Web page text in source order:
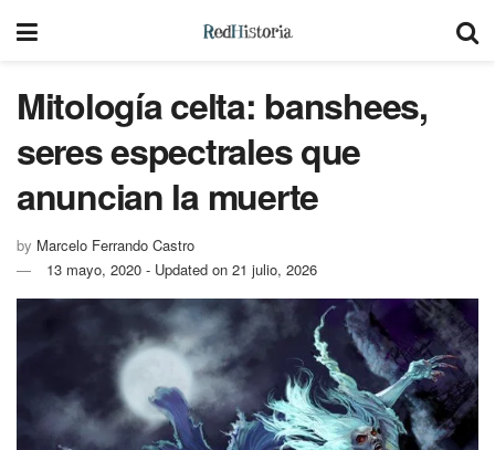
Mitología celta: banshees,
seres espectrales que
anuncian la muerte
by Marcelo Ferrando Castro
13 mayo, 2020 - Updated on 21 julio, 2026